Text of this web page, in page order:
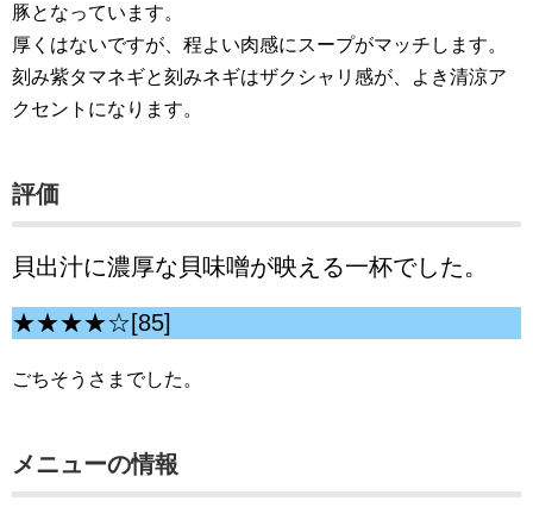
豚となっています。
厚くはないですが、程よい肉感にスープがマッチします。
刻み紫タマネギと刻みネギはザクシャリ感が、よき清涼ア
クセントになります。
評価
貝出汁に濃厚な貝味噌が映える一杯でした。
★★★★☆[85]
ごちそうさまでした。
メニューの情報